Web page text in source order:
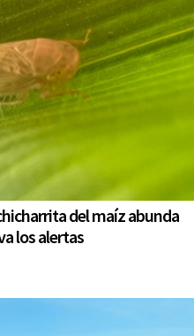
del maíz abunda
los alertas